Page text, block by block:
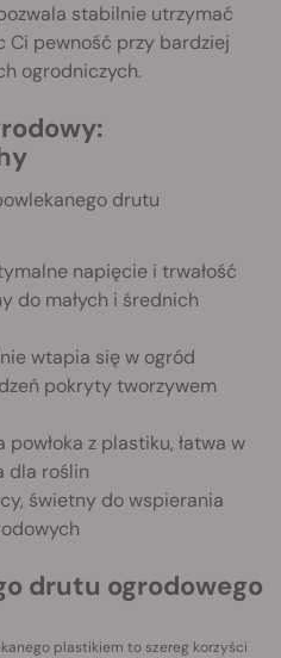
stabilnie utrzymać
Ci pewność przy bardziej
ogrodniczych.
drutu
napięcie i trwałość
do małych i średnich
wtapia się w ogród
pokryty tworzywem
powłoka z plastiku, łatwa w
dla roślin
świetny do wspierania
drutu ogrodowego
plastikiem to szereg korzyści